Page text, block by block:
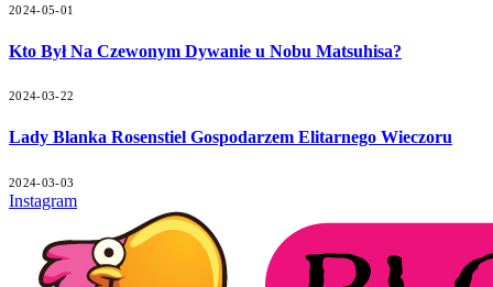
2024-05-01
Kto Był Na Czewonym Dywanie u Nobu Matsuhisa?
2024-03-22
Lady Blanka Rosenstiel Gospodarzem Elitarnego Wieczoru
2024-03-03
Instagram